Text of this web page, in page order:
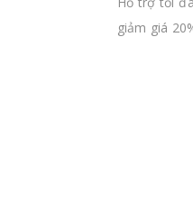
giảm giá